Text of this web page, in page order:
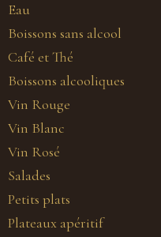
Eau
Boissons sans alcool
Café et Thé
Boissons alcooliques
Vin Rouge
Vin Blanc
Vin Rosé
Salades
Petits plats
Plateaux apéritif